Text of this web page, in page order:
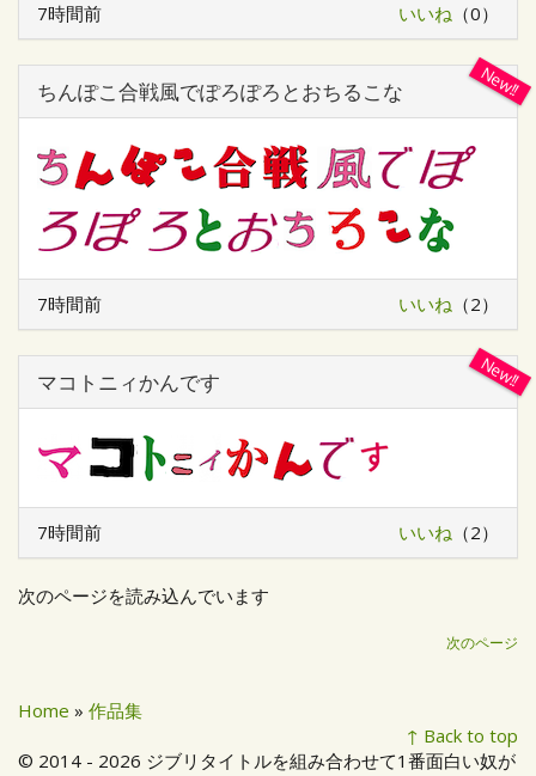
7時間前 （0）
いいね
ちんぽこ合戦風でぽろぽろとおちるこな
7時間前 （2）
いいね
マコトニィかんです
7時間前 （2）
いいね
次のページを読み込んでいます
次のページ
Home » 作品集
↑ Back to top
© 2014 - 2026 ジブリタイトルを組み合わせて1番面白い奴が